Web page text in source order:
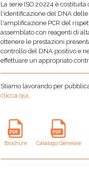
La serie ISO 20224 è
l'identificazione del DNA
l'amplificazione PCR del
assemblato con reagenti di
ottenere le prestazioni
controllo del DNA positivo e
effettuare un appropriato
Stiamo lavorando per
clicca qui.
Brochure Catalogo Generale